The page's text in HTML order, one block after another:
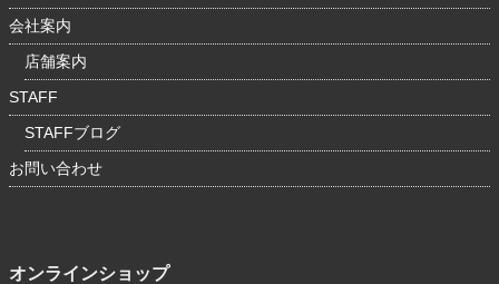
会社案内
店舗案内
STAFF
STAFFブログ
お問い合わせ
オンラインショップ